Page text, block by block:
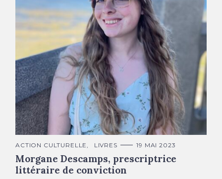
Morgane Descamps © DR
C
T
É
G
ACTION CULTURELLE LIVRES 19 MAI 2023
Morgane Descamps, prescriptrice
littéraire de conviction